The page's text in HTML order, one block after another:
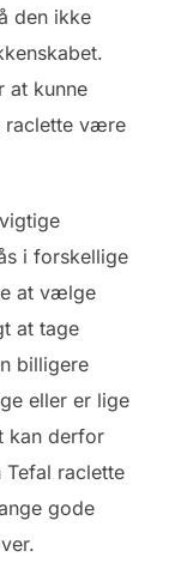
den ikke
at kunne
raclette være
i forskellige
at vælge
at tage
billigere
eller er lige
kan derfor
raclette
gode